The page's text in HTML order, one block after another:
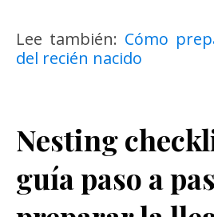
Lee también: Cómo
del recién nacido
Nesting
guía paso a